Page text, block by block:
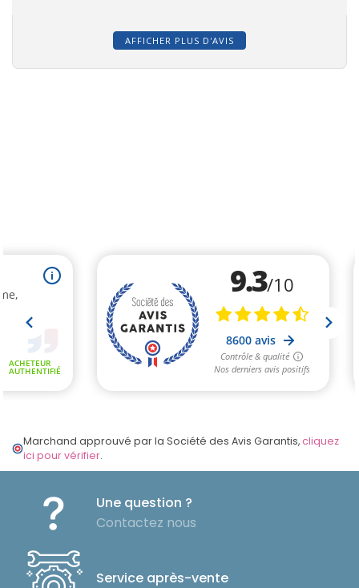
AFFICHER PLUS D'AVIS
Marchand approuvé par la Société des Avis Garantis,cliquez
ici pour vérifier.
Une question ?
Contactez nous
Service après-vente